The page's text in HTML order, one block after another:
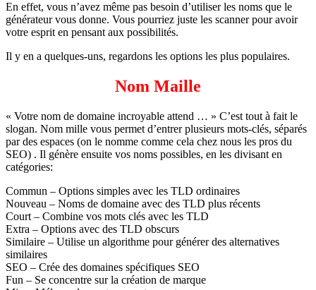
En effet, vous n’avez même pas besoin d’utiliser les noms que le
générateur vous donne. Vous pourriez juste les scanner pour avoir
votre esprit en pensant aux possibilités.
Il y en a quelques-uns, regardons les options les plus populaires.
Nom Maille
« Votre nom de domaine incroyable attend … » C’est tout à fait le
slogan. Nom mille vous permet d’entrer plusieurs mots-clés, séparés
par des espaces (on le nomme comme cela chez nous les pros du
SEO) . Il génère ensuite vos noms possibles, en les divisant en
catégories:
Commun – Options simples avec les TLD ordinaires
Nouveau – Noms de domaine avec des TLD plus récents
Court – Combine vos mots clés avec les TLD
Extra – Options avec des TLD obscurs
Similaire – Utilise un algorithme pour générer des alternatives
similaires
SEO – Crée des domaines spécifiques SEO
Fun – Se concentre sur la création de marque